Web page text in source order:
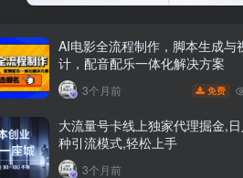
AI电影全流程制作，脚本生成与
计，配音配乐一体化解决方案
3个月前 免费
大流量号卡线上独家代理掘金,
种引流模式,轻松上手
3个月前